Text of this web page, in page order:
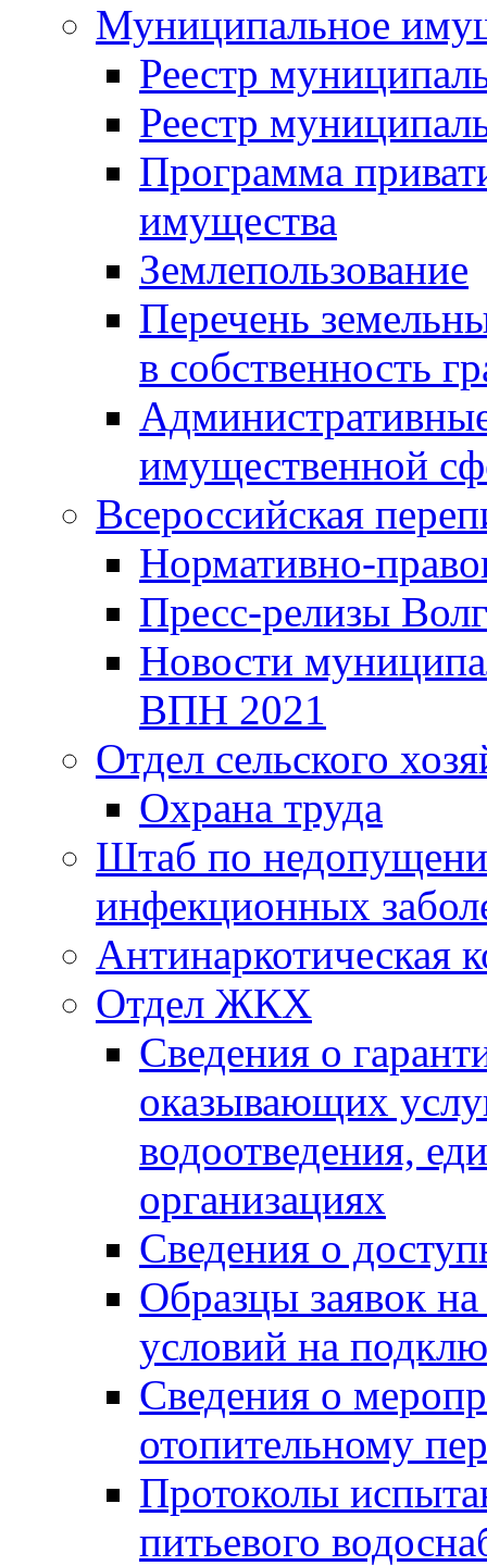
Муниципальное
Реестр
Реестр
Программа
имущества
Землепользование
Перечень
в собственность
имущественной
Всероссийская
Нормативно-
Пресс-релизы
Новости
ВПН 2021
Отдел сельского
Охрана труда
Штаб по
инфекционных
Антинаркотическая
Отдел ЖКХ
Сведения о
оказывающих
водоотведения,
организациях
Сведения о
Образцы заявок
условий на
Сведения о
отопительному
Протоколы
питьевого